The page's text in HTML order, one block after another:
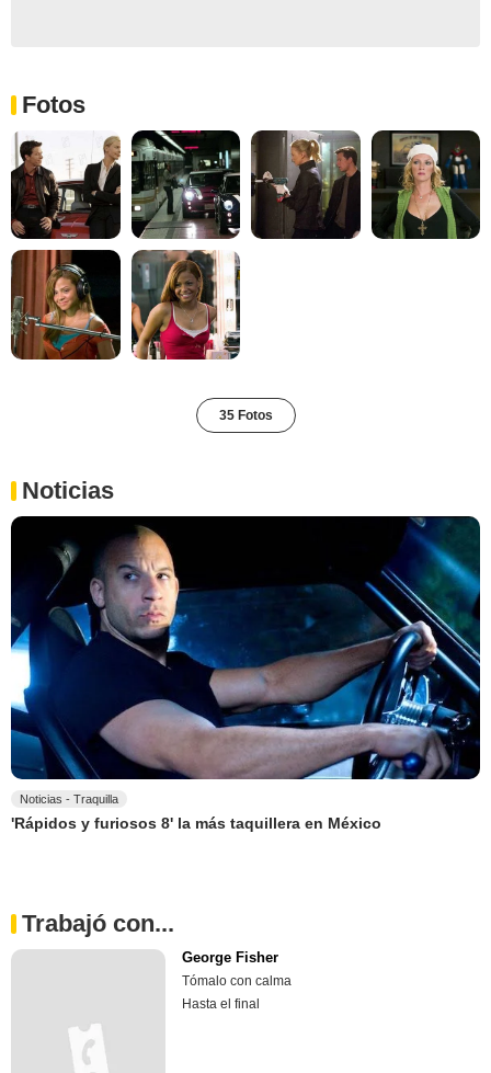
Fotos
35 Fotos
Noticias
Noticias - Traquilla
'Rápidos y furiosos 8' la más taquillera en México
Trabajó con...
George Fisher
Tómalo con calma
Hasta el final